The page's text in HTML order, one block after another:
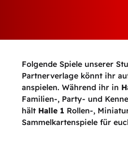
Folgende Spiele unserer
Partnerverlage könnt ihr
anspielen. Während ihr in
Familien-, Party- und
hält Halle 1Rollen-,
Sammelkartenspiele für